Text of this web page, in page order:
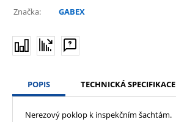
Značka:
GABEX
POPIS TECHNICKÁ SPECIFIKACE
Nerezový poklop k inspekčním šachtám.